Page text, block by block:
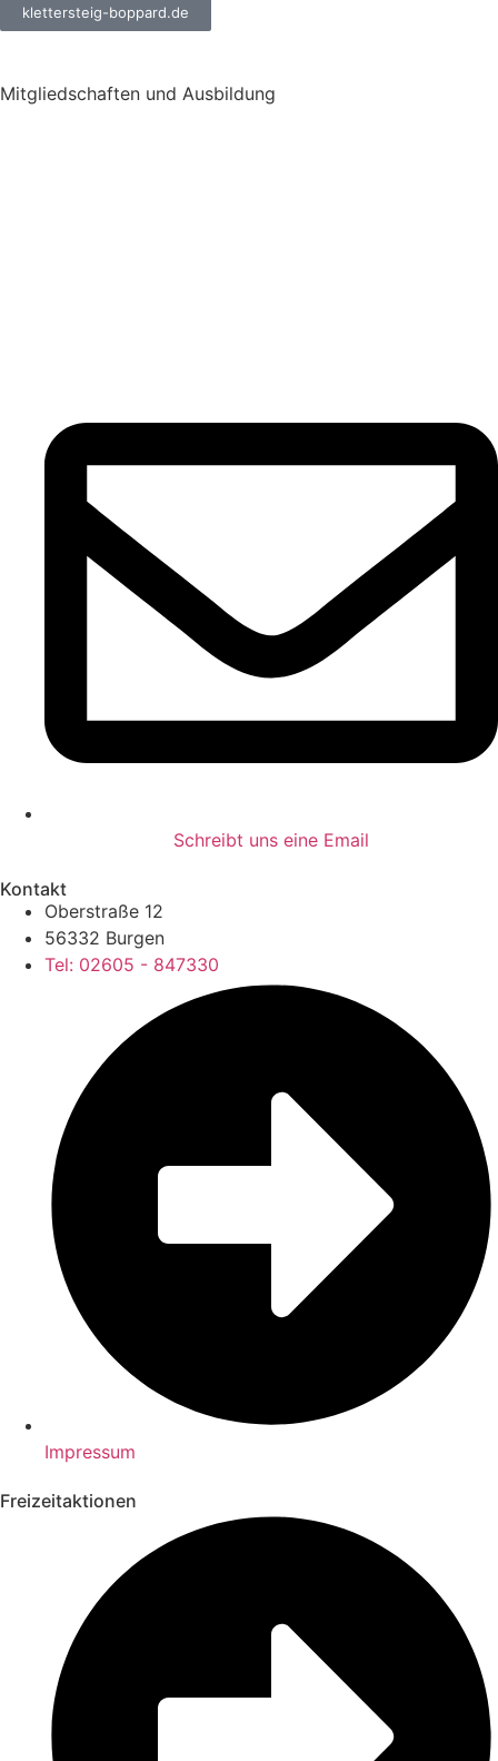
klettersteig-boppard.de
Mitgliedschaften und Ausbildung
Schreibt uns eine Email
Kontakt
Oberstraße 12
56332 Burgen
Tel: 02605 - 847330
Impressum
Freizeitaktionen